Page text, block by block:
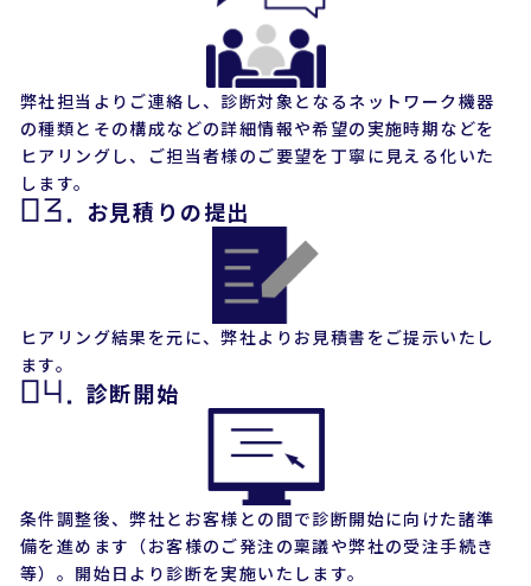
弊社担当よりご連絡し、診断対象となるネットワーク機器
の種類とその構成などの詳細情報や希望の実施時期などを
ヒアリングし、ご担当者様のご要望を丁寧に見える化いた
します。
03. お見積りの提出
ヒアリング結果を元に、弊社よりお見積書をご提示いたし
ます。
04. 診断開始
条件調整後、弊社とお客様との間で診断開始に向けた諸準
備を進めます（お客様のご発注の稟議や弊社の受注手続き
等）。開始日より診断を実施いたします。